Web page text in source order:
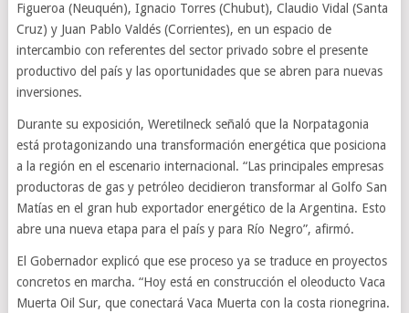
Figueroa (Neuquén), Ignacio Torres (Chubut), Claudio Vidal (Santa
Cruz) y Juan Pablo Valdés (Corrientes), en un espacio de
intercambio con referentes del sector privado sobre el presente
productivo del país y las oportunidades que se abren para nuevas
inversiones.
Durante su exposición, Weretilneck señaló que la Norpatagonia
está protagonizando una transformación energética que posiciona
a la región en el escenario internacional. “Las principales empresas
productoras de gas y petróleo decidieron transformar al Golfo San
Matías en el gran hub exportador energético de la Argentina. Esto
abre una nueva etapa para el país y para Río Negro”, afirmó.
El Gobernador explicó que ese proceso ya se traduce en proyectos
concretos en marcha. “Hoy está en construcción el oleoducto Vaca
Muerta Oil Sur, que conectará Vaca Muerta con la costa rionegrina.